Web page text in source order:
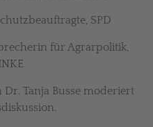
SPD
für Agrarpolitik,
Tanja Busse moderiert